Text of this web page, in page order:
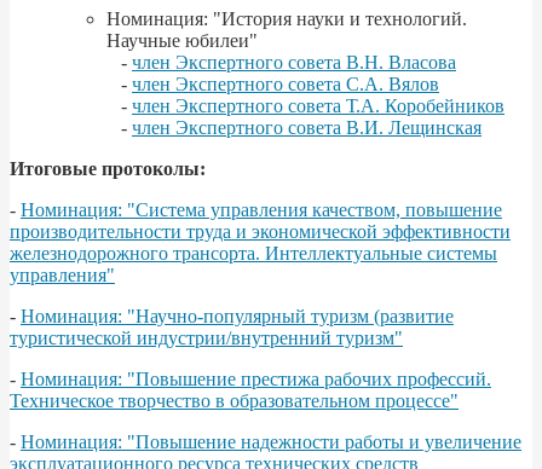
Номинация: "История науки и технологий.
Научные юбилеи"
- член Экспертного совета В.Н. Власова
- член Экспертного совета С.А. Вялов
- член Экспертного совета Т.А. Коробейников
- член Экспертного совета В.И. Лещинская
Итоговые протоколы:
- Номинация: "Система управления качеством, повышение
производительности труда и экономической эффективности
железнодорожного трансорта. Интеллектуальные системы
управления"
- Номинация: "Научно-популярный туризм (развитие
туристической индустрии/внутренний туризм"
- Номинация: "Повышение престижа рабочих профессий.
Техническое творчество в образовательном процессе"
- Номинация: "Повышение надежности работы и увеличение
эксплуатационного ресурса технических средств